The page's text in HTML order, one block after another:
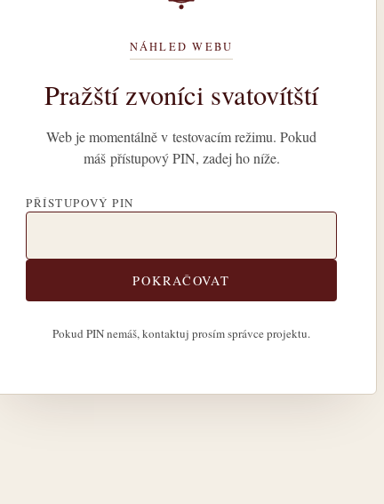
NÁHLED WEBU
Pražští zvoníci svatovítští
Web je momentálně v testovacím režimu. Pokud
máš přístupový PIN, zadej ho níže.
PŘÍSTUPOVÝ PIN
POKRAČOVAT
Pokud PIN nemáš, kontaktuj prosím správce projektu.